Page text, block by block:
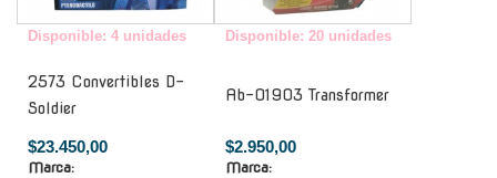
Disponible: 4 unidades
2573 Convertibles D-
Soldier
$23.450,00
Marca:
Disponible: 20 unidades
Ab-01903 Transformer
$2.950,00
Marca: